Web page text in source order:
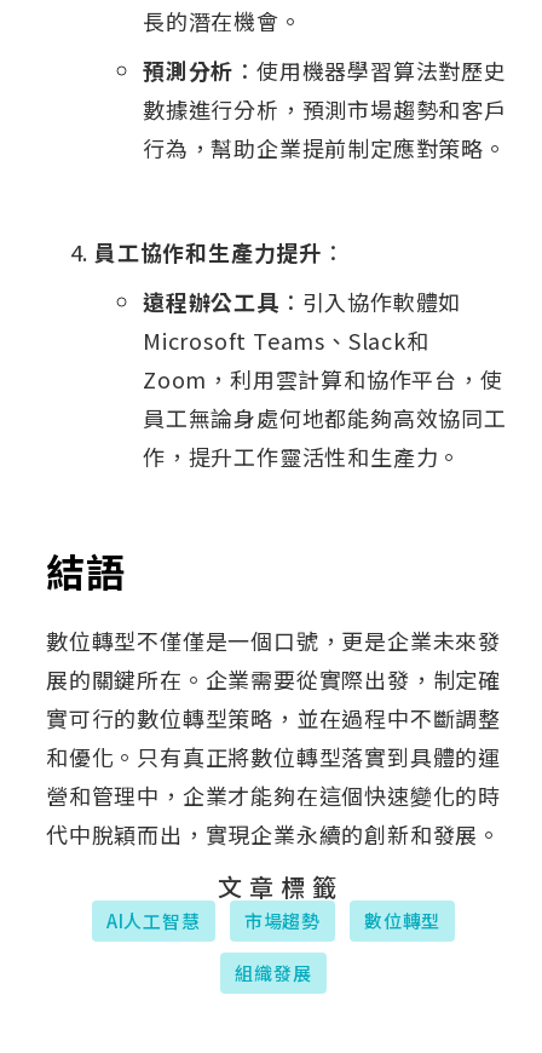
長的潛在機會。
預測分析 ：使用機器學習算法對歷史
數據進行分析，預測市場趨勢和客戶
行為，幫助企業提前制定應對策略。
員工協作和生產力提升 ：
遠程辦公工具 ：引入協作軟體如
Microsoft Teams、Slack和
Zoom，利用雲計算和協作平台，使
員工無論身處何地都能夠高效協同工
作，提升工作靈活性和生產力。
結語
數位轉型不僅僅是一個口號，更是企業未來發
展的關鍵所在。企業需要從實際出發，制定確
實可行的數位轉型策略，並在過程中不斷調整
和優化。只有真正將數位轉型落實到具體的運
營和管理中，企業才能夠在這個快速變化的時
代中脫穎而出，實現企業永續的創新和發展。
文章標籤
AI人工智慧 市場趨勢 數位轉型
組織發展